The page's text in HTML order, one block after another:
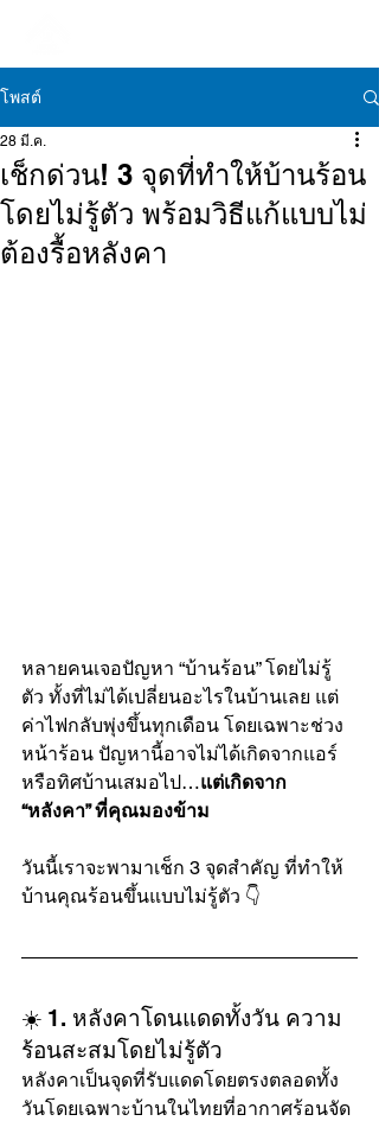
โพสต์
เช็กด่วน! 3 จุดที่ทำให้บ้านร้อน
โดยไม่รู้ตัว พร้อมวิธีแก้แบบไม่
ต้องรื้อหลังคา
28 มี.ค.
หลายคนเจอปัญหา “บ้านร้อน” โดยไม่รู้
ตัว ทั้งที่ไม่ได้เปลี่ยนอะไรในบ้านเลย แต่
ค่าไฟกลับพุ่งขึ้นทุกเดือน โดยเฉพาะช่วง
หน้าร้อน ปัญหานี้อาจไม่ได้เกิดจากแอร์
หรือทิศบ้านเสมอไป…แต่เกิดจาก
“หลังคา” ที่คุณมองข้าม
วันนี้เราจะพามาเช็ก 3 จุดสำคัญ ที่ทำให้
บ้านคุณร้อนขึ้นแบบไม่รู้ตัว 👇
☀️ 1. หลังคาโดนแดดทั้งวัน ความ
ร้อนสะสมโดยไม่รู้ตัว
หลังคาเป็นจุดที่รับแดดโดยตรงตลอดทั้ง
วันโดยเฉพาะบ้านในไทยที่อากาศร้อนจัด